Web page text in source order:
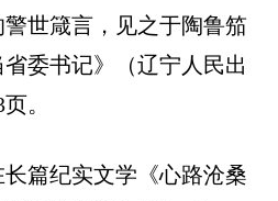
世箴言，见之于陶鲁笳
委书记》（辽宁人民出
。
篇纪实文学《心路沧桑